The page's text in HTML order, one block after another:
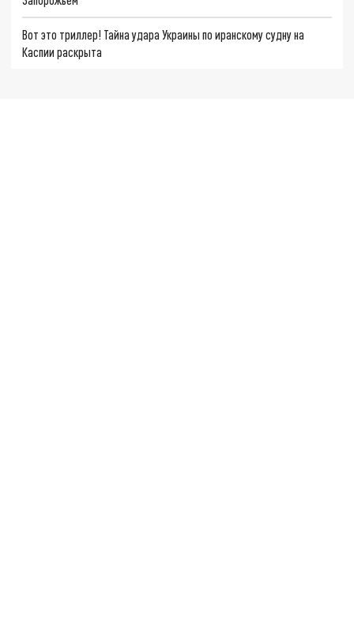
Вот это триллер! Тайна удара Украины по иранскому судну на
Каспии раскрыта